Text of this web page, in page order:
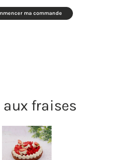
ma commande
aux fraises